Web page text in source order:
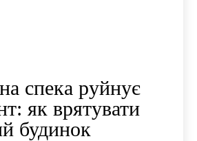
спека руйнує
як врятувати
будинок